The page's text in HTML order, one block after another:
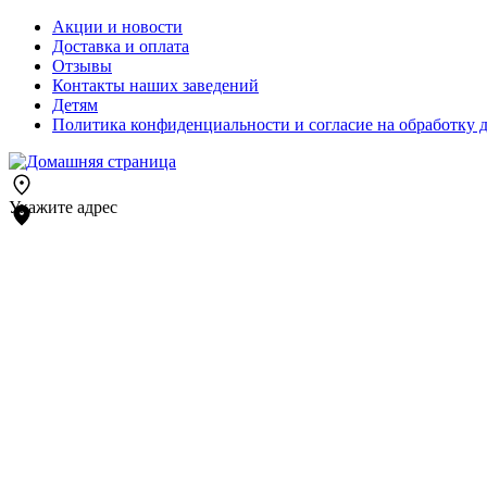
Акции и новости
Доставка и оплата
Отзывы
Контакты наших заведений
Детям
Политика конфиденциальности и согласие на обработку
Укажите адрес